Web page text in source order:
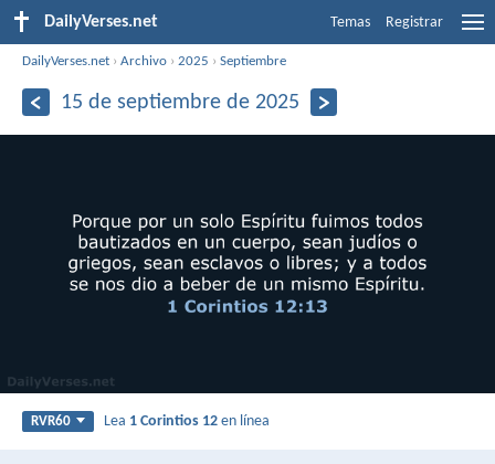
DailyVerses.net Temas Registrar
DailyVerses.net ›Archivo ›2025 ›Septiembre
15 de septiembre de 2025
RVR60 Lea 1 Corintios 12 en línea